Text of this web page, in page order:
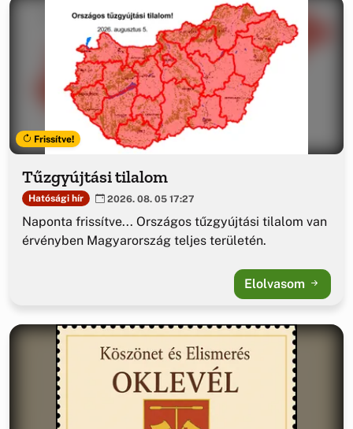
Frissítve!
Tűzgyújtási tilalom
Hatósági hír 2026. 08. 05 17:27
Naponta frissítve... Országos tűzgyújtási tilalom van
érvényben Magyarország teljes területén.
Elolvasom